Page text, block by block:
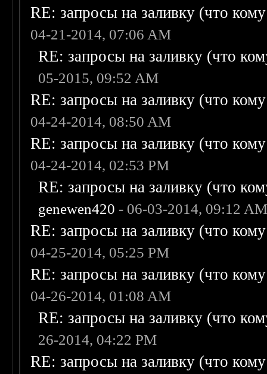
RE: запросы на заливку (что
04-21-2014, 07:06 AM
RE: запросы на заливку (что
05-2015, 09:52 AM
RE: запросы на заливку (что
04-24-2014, 08:50 AM
RE: запросы на заливку (что
04-24-2014, 02:53 PM
RE: запросы на заливку (что
genewen420 - 06-03-2014, 09:12
RE: запросы на заливку (что
04-25-2014, 05:25 PM
RE: запросы на заливку (что
04-26-2014, 01:08 AM
RE: запросы на заливку (что
26-2014, 04:22 PM
RE: запросы на заливку (что